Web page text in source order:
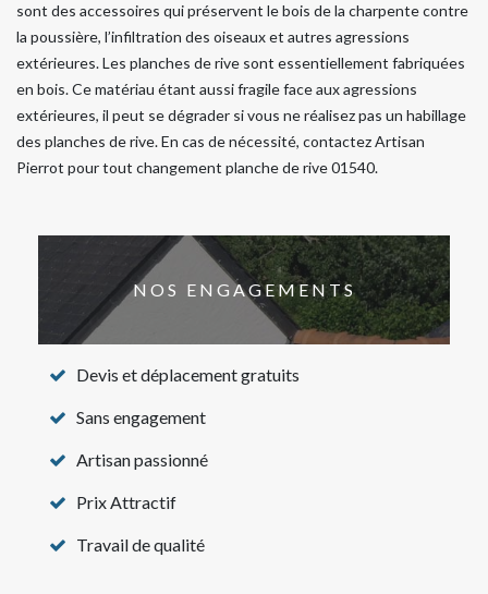
sont des accessoires qui préservent le bois de la charpente contre
la poussière, l’infiltration des oiseaux et autres agressions
extérieures. Les planches de rive sont essentiellement fabriquées
en bois. Ce matériau étant aussi fragile face aux agressions
extérieures, il peut se dégrader si vous ne réalisez pas un habillage
des planches de rive. En cas de nécessité, contactez Artisan
Pierrot pour tout changement planche de rive 01540.
NOS ENGAGEMENTS
Devis et déplacement gratuits
Sans engagement
Artisan passionné
Prix Attractif
Travail de qualité